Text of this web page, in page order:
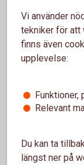
Stora
Vi finns här för
tryggare. Med
Småföretag
Vi använder
tekniker för att
finns även
upplevelse:
Funktioner,
Relevant
Du kan ta
längst ner på